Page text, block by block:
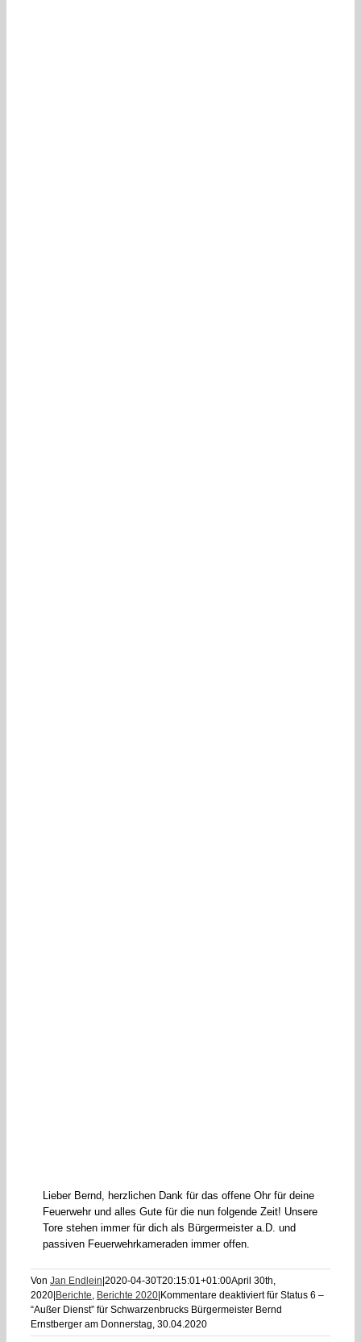
Lieber Bernd, herzlichen Dank für das offene Ohr für deine
Feuerwehr und alles Gute für die nun folgende Zeit! Unsere
Tore stehen immer für dich als Bürgermeister a.D. und
passiven Feuerwehrkameraden immer offen.
Von Jan Endlein 2020-04-30T20:15:01+01:00April 30th,
2020 Berichte, Berichte 2020 Kommentare deaktiviertfür Status 6 –
“Außer Dienst” für Schwarzenbrucks Bürgermeister Bernd
Ernstberger am Donnerstag, 30.04.2020